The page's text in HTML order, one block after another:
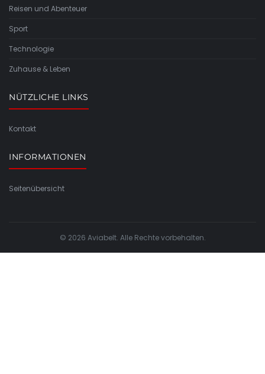
Reisen und Abenteuer
Sport
Technologie
Zuhause & Leben
NÜTZLICHE LINKS
Kontakt
INFORMATIONEN
Seitenübersicht
© 2026 Aviabelt. Alle Rechte vorbehalten.